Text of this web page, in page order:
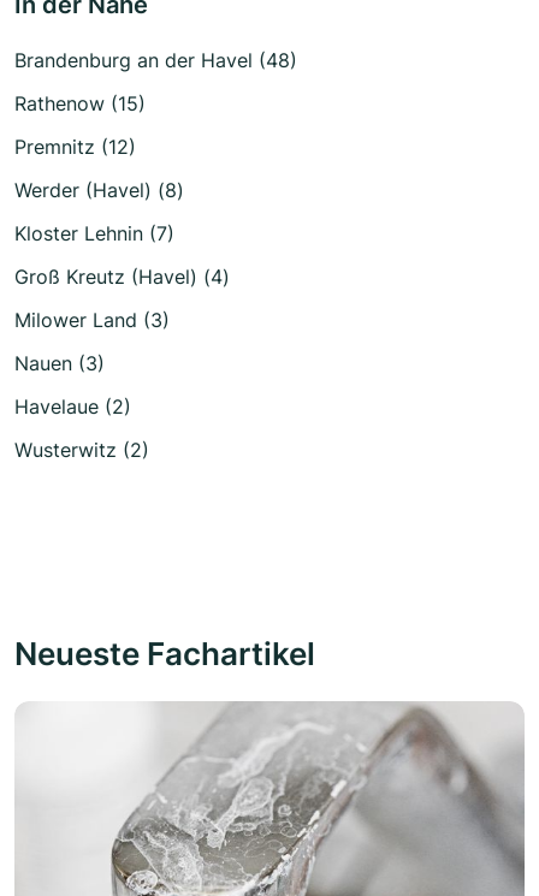
Brandenburg an der Havel (48)
Rathenow (15)
Premnitz (12)
Werder (Havel) (8)
Kloster Lehnin (7)
Groß Kreutz (Havel) (4)
Milower Land (3)
Nauen (3)
Havelaue (2)
Wusterwitz (2)
Neueste Fachartikel